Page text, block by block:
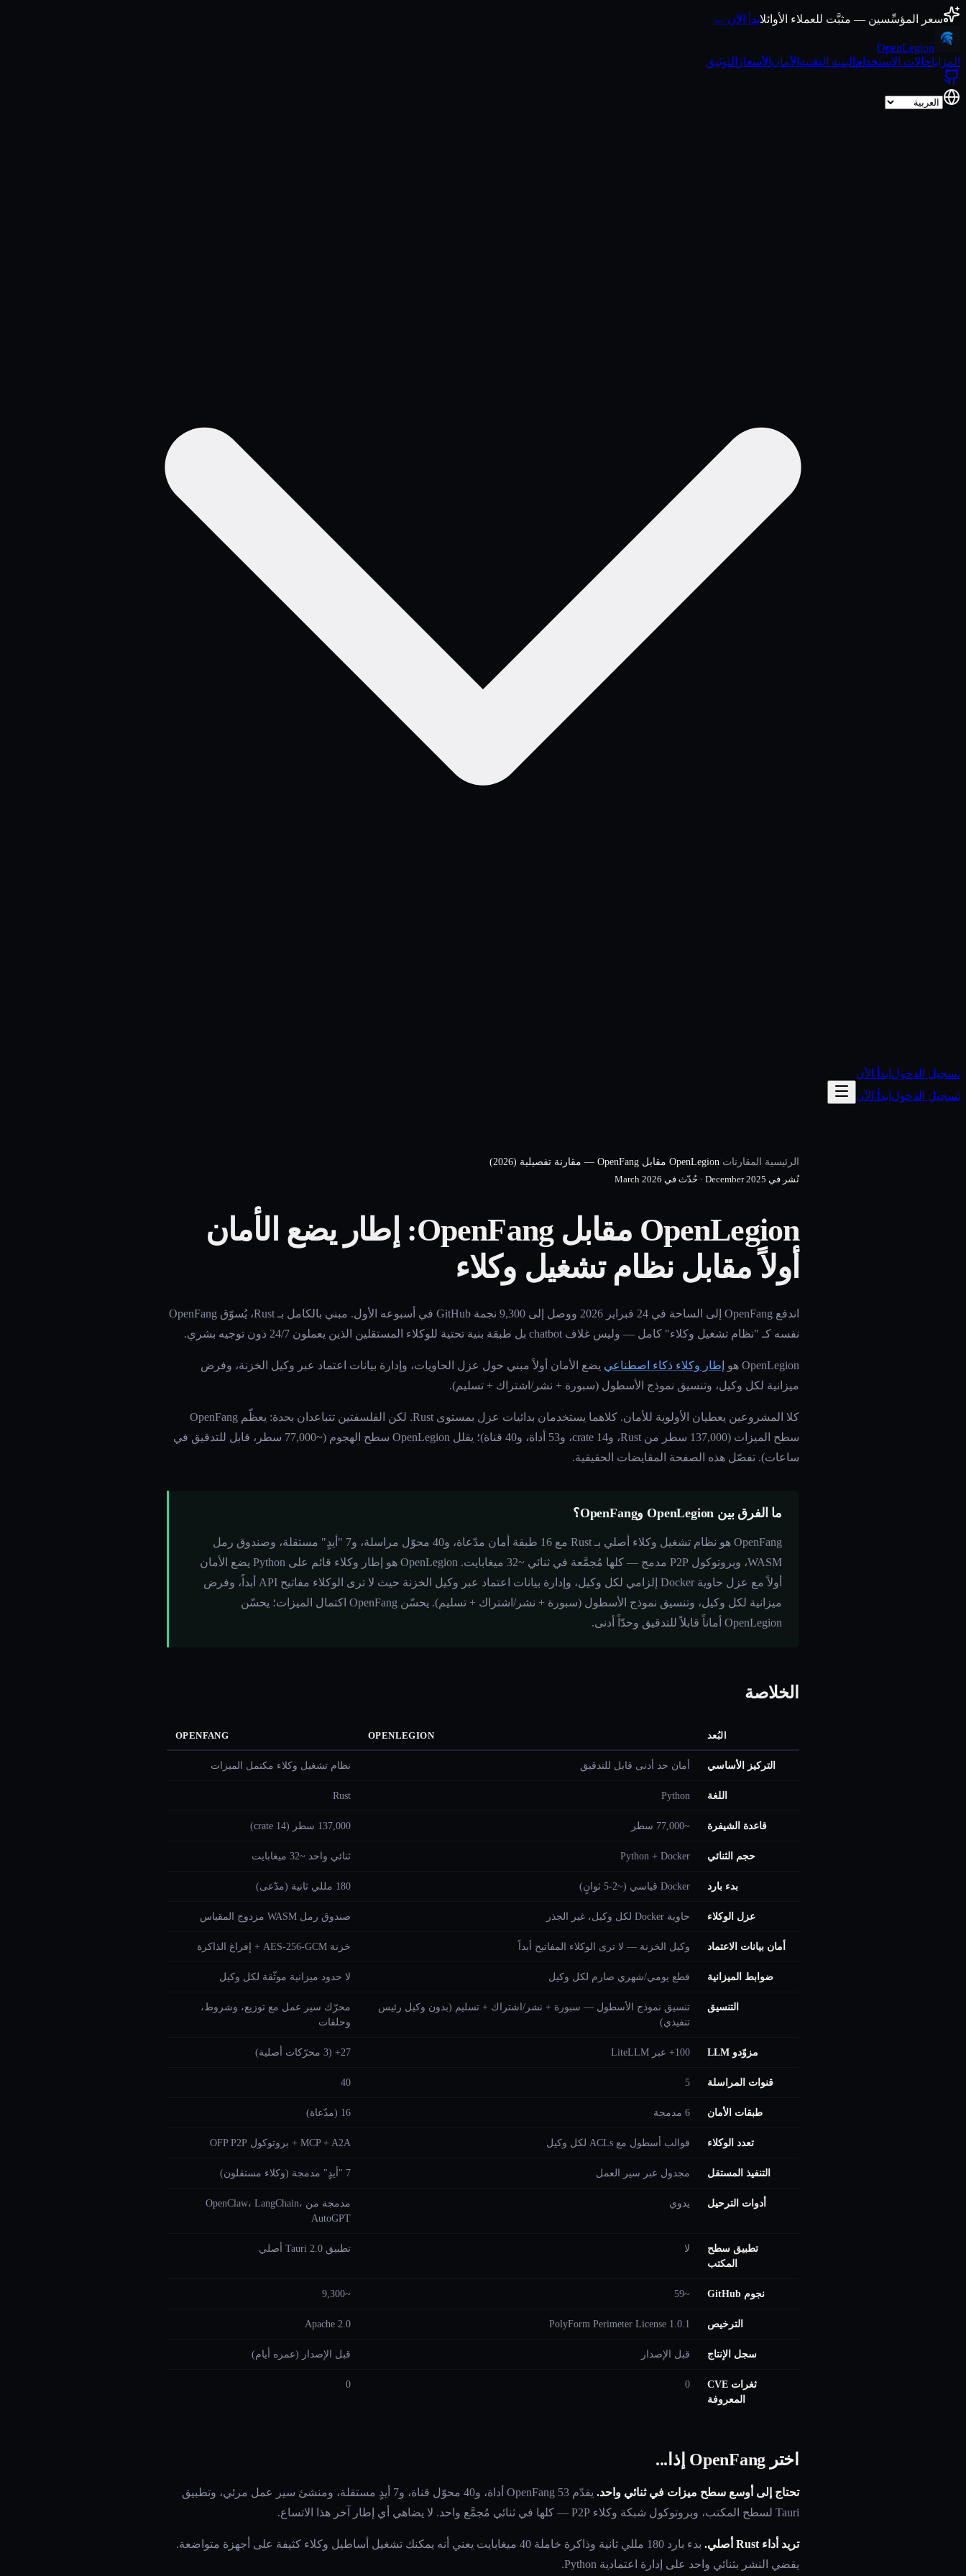
انتقل إلى المحتوى
سعر المؤسِّسين — مثبَّت للعملاء الأوائلابدأ الآن ←
OpenLegion
المزاياحالات الاستخدام البنية التقنية الأمان الأسعار التوثيق
تسجيل الدخول ابدأ الآن
تسجيل الدخول ابدأ الآن
الرئيسية/ المقارنات/OpenLegion مقابل OpenFang — مقارنة تفصيلية (2026)
نُشر في December 2025
· حُدّث في March 2026
OpenLegion مقابل OpenFang: إطار يضع الأمان
أولاً مقابل نظام تشغيل وكلاء
اندفع OpenFang إلى الساحة في 24 فبراير 2026 ووصل إلى 9,300 نجمة GitHub في أسبوعه الأول. مبني بالكامل بـ Rust، يُسوّق OpenFang
نفسه كـ "نظام تشغيل وكلاء" كامل — وليس غلاف chatbot بل طبقة بنية تحتية للوكلاء المستقلين الذين يعملون 24/7 دون توجيه بشري.
OpenLegion هو إطار وكلاء ذكاء اصطناعي يضع الأمان أولاً مبني حول عزل الحاويات، وإدارة بيانات اعتماد عبر وكيل الخزنة، وفرض
ميزانية لكل وكيل، وتنسيق نموذج الأسطول (سبورة + نشر/اشتراك + تسليم).
كلا المشروعين يعطيان الأولوية للأمان. كلاهما يستخدمان بدائيات عزل بمستوى Rust. لكن الفلسفتين تتباعدان بحدة: يعظّم OpenFang
سطح الميزات (137,000 سطر من Rust، و14 crate، و53 أداة، و40 قناة)؛ يقلل OpenLegion سطح الهجوم (~77,000 سطر، قابل للتدقيق في
ساعات). تفصّل هذه الصفحة المقايضات الحقيقية.
ما الفرق بين OpenLegion وOpenFang؟
OpenFang هو نظام تشغيل وكلاء أصلي بـ Rust مع 16 طبقة أمان مدّعاة، و40 محوّل مراسلة، و7 "أيدٍ" مستقلة، وصندوق رمل
WASM، وبروتوكول P2P مدمج — كلها مُجمَّعة في ثنائي ~32 ميغابايت. OpenLegion هو إطار وكلاء قائم على Python يضع الأمان
أولاً مع عزل حاوية Docker إلزامي لكل وكيل، وإدارة بيانات اعتماد عبر وكيل الخزنة حيث لا ترى الوكلاء مفاتيح API أبداً، وفرض
ميزانية لكل وكيل، وتنسيق نموذج الأسطول (سبورة + نشر/اشتراك + تسليم). يحسّن OpenFang اكتمال الميزات؛ يحسّن
OpenLegion أماناً قابلاً للتدقيق وحدّاً أدنى.
الخلاصة
البُعد OPENLEGION
OPENFANG
التركيز الأساسي أمان حد أدنى قابل للتدقيق نظام تشغيل وكلاء مكتمل الميزات
اللغة Python
Rust
قاعدة الشيفرة ~77,000 سطر 137,000 سطر (14 crate)
حجم الثنائي Python + Docker ثنائي واحد ~32 ميغابايت
بدء بارد Docker قياسي (~2-5 ثوانٍ) 180 مللي ثانية (مدّعى)
عزل الوكلاء حاوية Docker لكل وكيل، غير الجذر صندوق رمل WASM مزدوج المقياس
أمان بيانات الاعتماد وكيل الخزنة — لا ترى الوكلاء المفاتيح أبداً خزنة AES-256-GCM + إفراغ الذاكرة
ضوابط الميزانية قطع يومي/شهري صارم لكل وكيل لا حدود ميزانية موثّقة لكل وكيل
التنسيق
تنسيق نموذج الأسطول — سبورة + نشر/اشتراك + تسليم (بدون وكيل رئيس
تنفيذي)
محرّك سير عمل مع توزيع، وشروط،
وحلقات
مزوّدو LLM 100+ عبر LiteLLM 27+ (3 محرّكات أصلية)
قنوات المراسلة 5
40
طبقات الأمان 6 مدمجة 16 (مدّعاة)
تعدد الوكلاء قوالب أسطول مع ACLs لكل وكيل MCP + A2A + بروتوكول OFP P2P
التنفيذ المستقل مجدول عبر سير العمل 7 "أيدٍ" مدمجة (وكلاء مستقلون)
أدوات الترحيل يدوي
مدمجة من OpenClaw، LangChain،
AutoGPT
تطبيق سطح
المكتب
لا تطبيق Tauri 2.0 أصلي
نجوم GitHub ~59
~9,300
الترخيص PolyForm Perimeter License 1.0.1
Apache 2.0
سجل الإنتاج قبل الإصدار قبل الإصدار (عمره أيام)
ثغرات CVE
المعروفة
0
0
اختر OpenFang إذا...
تحتاج إلى أوسع سطح ميزات في ثنائي واحد.
يقدّم OpenFang 53 أداة، و40 محوّل قناة، و7 أيدٍ مستقلة، ومنشئ سير عمل مرئي، وتطبيق
Tauri لسطح المكتب، وبروتوكول شبكة وكلاء P2P — كلها في ثنائي مُجمَّع واحد. لا يضاهي أي إطار آخر هذا الاتساع.
تريد أداء Rust أصلي.
بدء بارد 180 مللي ثانية وذاكرة خاملة 40 ميغابايت يعني أنه يمكنك تشغيل أساطيل وكلاء كثيفة على أجهزة متواضعة.
يقضي النشر بثنائي واحد على إدارة اعتمادية Python.